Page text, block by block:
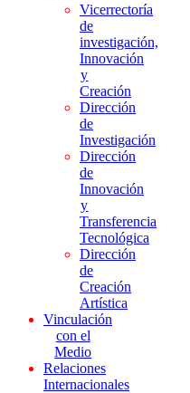
Vicerrectoría
de
investigación,
Innovación
y
Creación
Dirección
de
Investigación
Dirección
de
Innovación
y
Transferencia
Tecnológica
Dirección
de
Creación
Artística
Vinculación
con el
Medio
Relaciones
Internacionales